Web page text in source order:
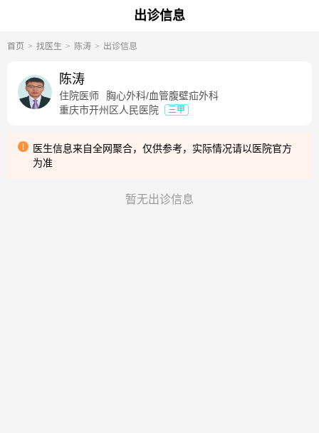
出诊信息
首页 找医生 陈涛 出诊信息
陈涛
住院医师
胸心外科/血管腹壁疝外科
重庆市开州区人民医院
三甲
医生信息来自全网聚合，仅供参考，实际情况请以医院官方
为准
暂无出诊信息